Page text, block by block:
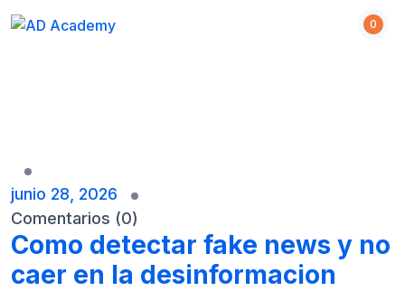
0
junio 28, 2026
Comentarios (0)
Como detectar fake news y no
caer en la desinformacion